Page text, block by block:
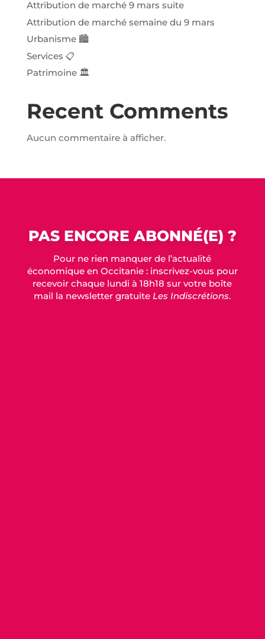
Attribution de marché 9 mars suite
Attribution de marché semaine du 9 mars
Urbanisme 🏙️️
Services 📋
Patrimoine 🏛️
Recent Comments
Aucun commentaire à afficher.
PAS ENCORE ABONNÉ(E) ?
Pour ne rien manquer de l’actualité
économique en Occitanie : inscrivez-vous pour
recevoir chaque lundi à 18h18 sur votre boîte
mail la newsletter gratuiteLes Indiscrétions.